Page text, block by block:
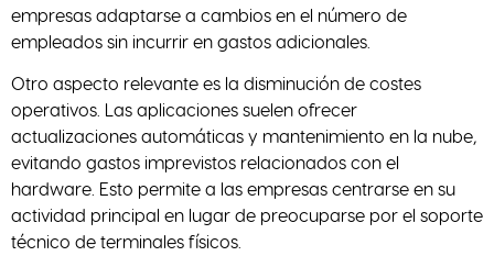
empresas adaptarse a cambios en el número de
empleados sin incurrir en gastos adicionales.
Otro aspecto relevante es la disminución de costes
operativos. Las aplicaciones suelen ofrecer
actualizaciones automáticas y mantenimiento en la nube,
evitando gastos imprevistos relacionados con el
hardware. Esto permite a las empresas centrarse en su
actividad principal en lugar de preocuparse por el soporte
técnico de terminales físicos.